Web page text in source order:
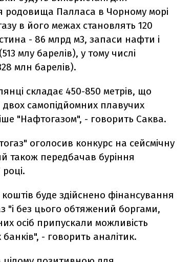
родовища Палласа в Чорному морі
в його межах становлять 120
- 86 млрд м3, запаси нафти і
млy барелів), у тому числі
млн барелів).
складає 450-850 метрів, що
самопідйомних плавучих
"Нафтогазом", - говорить Саква.
оголосив конкурс на сейсмічну
також передбачав буріння
буде здійснено фінансування
"і без цього обтяжений боргами,
осіб припускали можливість
- говорить аналітик.